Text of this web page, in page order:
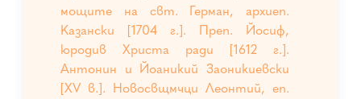
мощите на свт. Герман, архиеп.
Казански [1704 г.]. Преп. Йосиф,
юродив Христа ради [1612 г.].
Антонин и Йоаникий Заоникиевски
[XV в.]. Новосвщмчци Леонтий, еп.